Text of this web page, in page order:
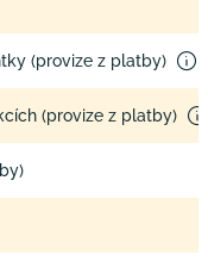
(provize z platby)
(provize z platby)